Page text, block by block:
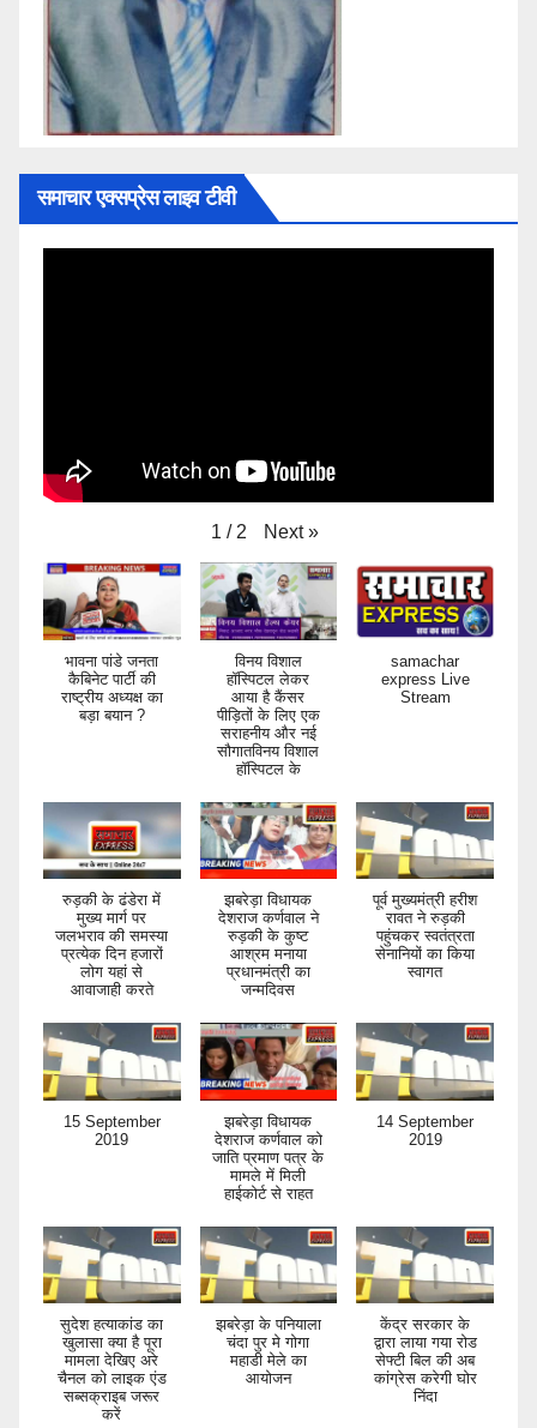
समाचार एक्सप्रेस लाइव टीवी
1 / 2 Next »
भावना पांडे जनता
कैबिनेट पार्टी की
राष्ट्रीय अध्यक्ष का
बड़ा बयान ?
विनय विशाल
हॉस्पिटल लेकर
आया है कैंसर
पीड़ितों के लिए एक
सराहनीय और नई
सौगातविनय विशाल
हॉस्पिटल के
samachar
express Live
Stream
रुड़की के ढंडेरा में
मुख्य मार्ग पर
जलभराव की समस्या
प्रत्येक दिन हजारों
लोग यहां से
आवाजाही करते
झबरेड़ा विधायक
देशराज कर्णवाल ने
रुड़की के कुष्ट
आश्रम मनाया
प्रधानमंत्री का
जन्मदिवस
पूर्व मुख्यमंत्री हरीश
रावत ने रुड़की
पहुंचकर स्वतंत्रता
सेनानियों का किया
स्वागत
15 September
2019
झबरेड़ा विधायक
देशराज कर्णवाल को
जाति प्रमाण पत्र के
मामले में मिली
हाईकोर्ट से राहत
14 September
2019
सुदेश हत्याकांड का
खुलासा क्या है पूरा
मामला देखिए अरे
चैनल को लाइक एंड
सब्सक्राइब जरूर
करें
झबरेड़ा के पनियाला
चंदा पुर मे गोगा
महाडी मेले का
आयोजन
केंद्र सरकार के
द्वारा लाया गया रोड
सेफ्टी बिल की अब
कांग्रेस करेगी घोर
निंदा